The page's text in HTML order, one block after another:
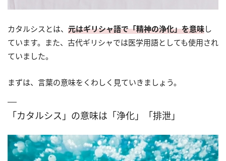
カタルシスとは、 元はギリシャ語で「精神の浄化」を意味し
ています。また、古代ギリシャでは医学用語としても使用され
ていました。
まずは、言葉の意味をくわしく見ていきましょう。
「カタルシス」の意味は「浄化」「排泄」